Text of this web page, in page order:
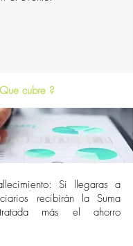
cubre ?
Si llegaras a
recibirán la Suma
más el ahorro